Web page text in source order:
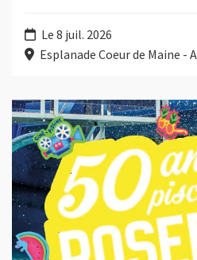
Le 8 juil. 2026
Esplanade Coeur de Maine -
Plus d'information sur